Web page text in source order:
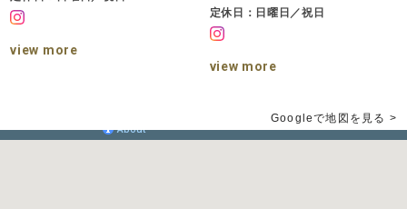
view more
定休日：日曜日／祝日
view more
Googleで地図を見る >